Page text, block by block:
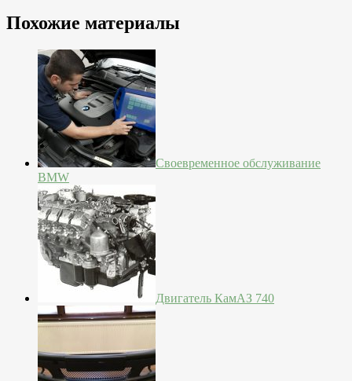
Похожие материалы
Своевременное обслуживание
BMW
Двигатель КамАЗ 740